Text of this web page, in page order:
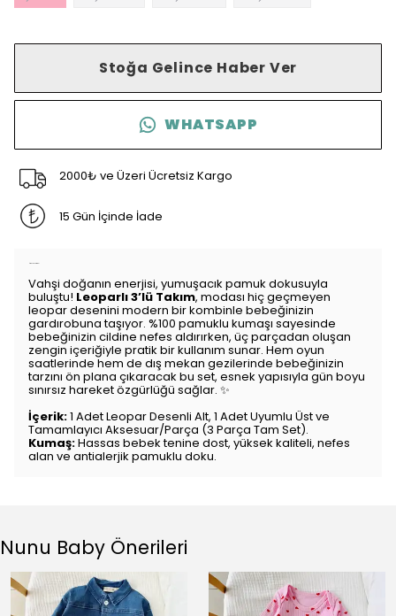
Stoğa Gelince Haber Ver
WHATSAPP
2000₺ ve Üzeri Ücretsiz Kargo
15 Gün İçinde İade
Vahşi doğanın enerjisi, yumuşacık pamuk dokusuyla
buluştu! Leoparlı 3’lü Takım, modası hiç geçmeyen
leopar desenini modern bir kombinle bebeğinizin
gardırobuna taşıyor. %100 pamuklu kumaşı sayesinde
bebeğinizin cildine nefes aldırırken, üç parçadan oluşan
zengin içeriğiyle pratik bir kullanım sunar. Hem oyun
saatlerinde hem de dış mekan gezilerinde bebeğinizin
tarzını ön plana çıkaracak bu set, esnek yapısıyla gün boyu
sınırsız hareket özgürlüğü sağlar. ✨
İçerik:1 Adet Leopar Desenli Alt, 1 Adet Uyumlu Üst ve
Tamamlayıcı Aksesuar/Parça (3 Parça Tam Set).
Kumaş:Hassas bebek tenine dost, yüksek kaliteli, nefes
alan ve antialerjik pamuklu doku.
Nunu Baby Önerileri